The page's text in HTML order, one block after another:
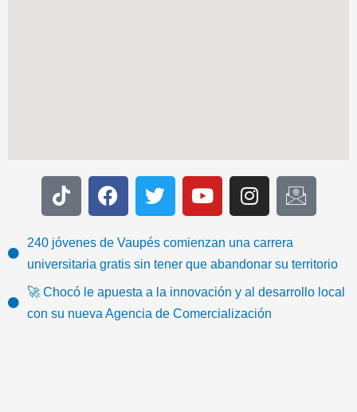
T
i
t
o
k
F
a
e
b
o
o
k
T
w
t
t
e
Y
o
t
u
b
I
n
t
a
g
a
I
c
-
e
240 jóvenes de Vaupés comienzan una carrera
universitaria gratis sin tener que abandonar su territorio
🚀 Chocó le apuesta a la innovación y al desarrollo local
con su nueva Agencia de Comercialización